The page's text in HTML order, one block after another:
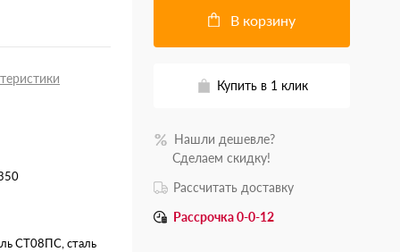
СТ08ПС, сталь
В корзину
Купить в 1 клик
Нашли дешевле?
Сделаем скидку!
Рассчитать доставку
Рассрочка 0-0-12